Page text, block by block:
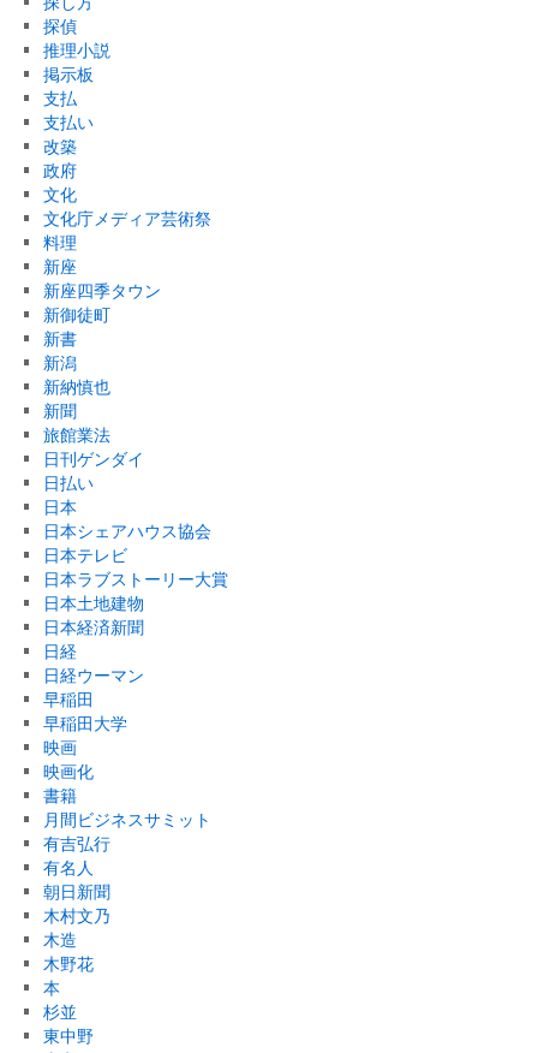
探偵
推理小説
掲示板
支払
支払い
改築
政府
文化
文化庁メディア芸術祭
料理
新座
新座四季タウン
新御徒町
新書
新潟
新納慎也
新聞
旅館業法
日刊ゲンダイ
日払い
日本
日本シェアハウス協会
日本テレビ
日本ラブストーリー大賞
日本土地建物
日本経済新聞
日経
日経ウーマン
早稲田
早稲田大学
映画
映画化
書籍
月間ビジネスサミット
有吉弘行
有名人
朝日新聞
木村文乃
木造
木野花
本
杉並
東中野